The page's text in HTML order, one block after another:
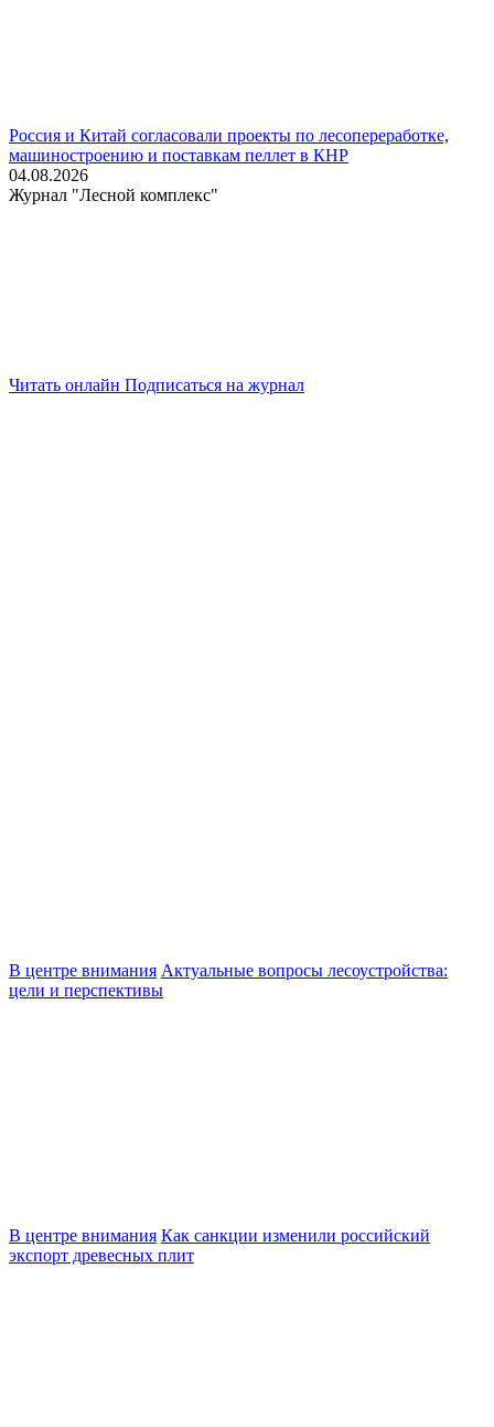
Россия и Китай согласовали проекты по лесопереработке,
машиностроению и поставкам пеллет в КНР
04.08.2026
Журнал "Лесной комплекс"
Читать онлайн Подписаться на журнал
В центре внимания Актуальные вопросы лесоустройства:
цели и перспективы
В центре внимания Как санкции изменили российский
экспорт древесных плит